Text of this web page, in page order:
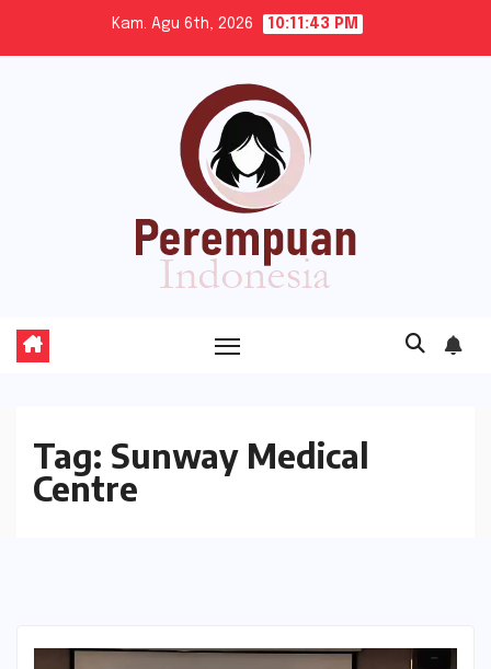
Kam. Agu 6th, 2026 10:11:43 PM
Tag: Sunway Medical
Centre